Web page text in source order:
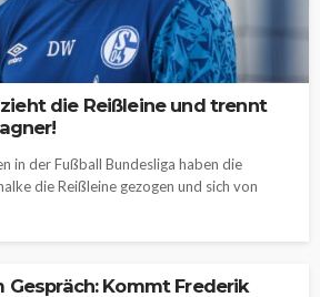
die Reißleine und trennt
in der Fußball Bundesliga haben die
die Reißleine gezogen und sich von
Kommt Frederik